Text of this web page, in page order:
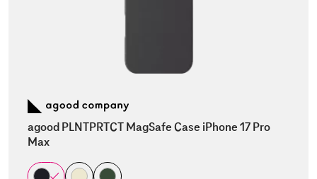
agood PLNTPRTCT MagSafe Case iPhone 17 Pro
Max